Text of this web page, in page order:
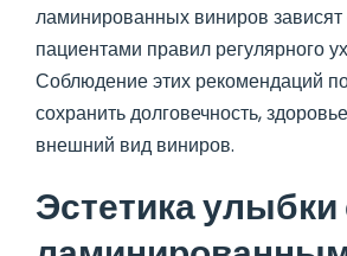
ламинированных виниров
пациентами правил регулярного
Соблюдение этих рекомендаций
сохранить долговечность,
внешний вид виниров.
Эстетика улыбки